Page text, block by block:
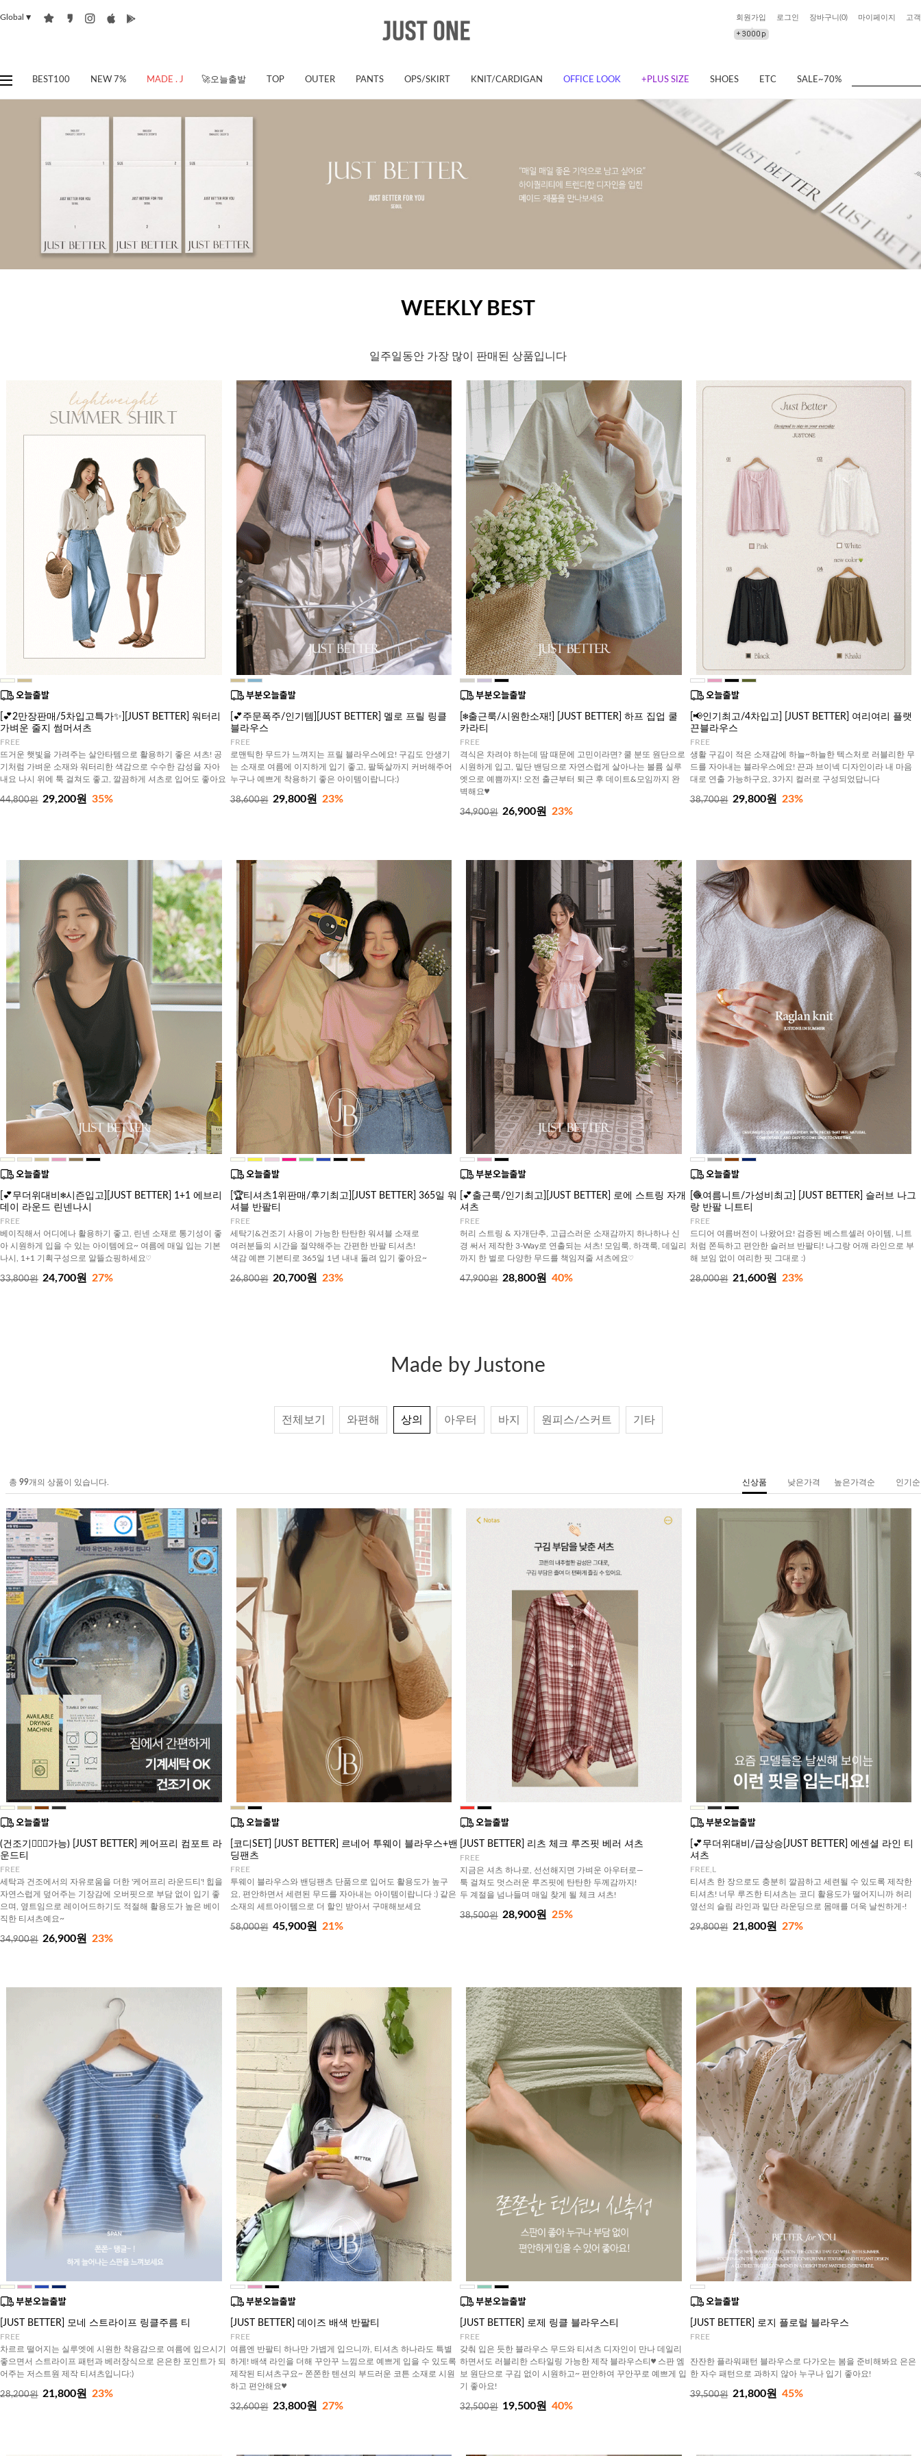
Global ▼ 회원가입 로그인 장바구니(0) 마이페이지 고
BEST100 NEW 7% MADE . J 🚀오늘출발 TOP OUTER PANTS OPS/SKIRT KNIT/CARDIGAN OFFICE LOOK +PLUS SIZE SHOES ETC SALE~70%
WEEKLY BEST
일주일동안 가장 많이 판매된 상품입니다
[💕2만장판매/5차입고특가✨][JUST BETTER] 워터리
가벼운 줄지 썸머셔츠
FREE
뜨거운 햇빛을 가려주는 살안타템으로 활용하기 좋은 셔츠! 공
기처럼 가벼운 소재와 워터리한 색감으로 수수한 감성을 자아
내요 나시 위에 툭 걸쳐도 좋고, 깔끔하게 셔츠로 입어도 좋아요
44,800원 29,200원 35%
[💕주문폭주/인기템][JUST BETTER] 멜로 프릴 링클
블라우스
FREE
로맨틱한 무드가 느껴지는 프릴 블라우스에요! 구김도 안생기
는 소재로 여름에 이지하게 입기 좋고, 팔뚝살까지 커버해주어
누구나 예쁘게 착용하기 좋은 아이템이랍니다:)
38,600원 29,800원 23%
[❄️출근룩/시원한소재!] [JUST BETTER] 하프 집업 쿨
카라티
FREE
격식은 차려야 하는데 땀 때문에 고민이라면? 쿨 분또 원단으로
시원하게 입고, 밑단 밴딩으로 자연스럽게 살아나는 볼륨 실루
엣으로 예쁨까지! 오전 출근부터 퇴근 후 데이트&모임까지 완
벽해요♥
34,900원 26,900원 23%
[📢인기최고/4차입고] [JUST BETTER] 여리여리 플랫
끈블라우스
FREE
생활 구김이 적은 소재감에 하늘~하늘한 텍스처로 러블리한 무
드를 자아내는 블라우스에요! 끈과 브이넥 디자인이라 내 마음
대로 연출 가능하구요, 3가지 컬러로 구성되었답니다
38,700원 29,800원 23%
[💕무더위대비❄️시즌입고][JUST BETTER] 1+1 에브리
데이 라운드 린넨나시
FREE
베이직해서 어디에나 활용하기 좋고, 린넨 소재로 통기성이 좋
아 시원하게 입을 수 있는 아이템에요~ 여름에 매일 입는 기본
나시, 1+1 기획구성으로 알뜰쇼핑하세요♡
33,800원 24,700원 27%
[🏆티셔츠1위판매/후기최고][JUST BETTER] 365일 워
셔블 반팔티
FREE
세탁기&건조기 사용이 가능한 탄탄한 워셔블 소재로
여러분들의 시간을 절약해주는 간편한 반팔 티셔츠!
색감 예쁜 기본티로 365일 1년 내내 돌려 입기 좋아요~
26,800원 20,700원 23%
[💕출근룩/인기최고][JUST BETTER] 로에 스트링 자개
셔츠
FREE
허리 스트링 & 자개단추, 고급스러운 소재감까지 하나하나 신
경 써서 제작한 3-Way로 연출되는 셔츠! 모임룩, 하객룩, 데일리
까지 한 벌로 다양한 무드를 책임져줄 셔츠에요♡
47,900원 28,800원 40%
[🧶여름니트/가성비최고] [JUST BETTER] 슬러브 나그
랑 반팔 니트티
FREE
드디어 여름버전이 나왔어요! 검증된 베스트셀러 아이템, 니트
처럼 쫀득하고 편안한 슬러브 반팔티! 나그랑 어깨 라인으로 부
해 보임 없이 여리한 핏 그대로 :)
28,000원 21,600원 23%
Made by Justone
전체보기 와편해 상의 아우터 바지 원피스/스커트 기타
총 99개의 상품이 있습니다. 신상품 낮은가격 높은가격순 인기순
(건조기🙆🏻‍♀️가능) [JUST BETTER] 케어프리 컴포트 라
운드티
FREE
세탁과 건조에서의 자유로움을 더한 '케어프리 라운드티'! 힙을
자연스럽게 덮어주는 기장감에 오버핏으로 부담 없이 입기 좋
으며, 옆트임으로 레이어드하기도 적절해 활용도가 높은 베이
직한 티셔츠예요~
34,900원 26,900원 23%
[코디SET] [JUST BETTER] 르네어 투웨이 블라우스+밴
딩팬츠
FREE
투웨이 블라우스와 밴딩팬츠 단품으로 입어도 활용도가 높구
요, 편안하면서 세련된 무드를 자아내는 아이템이랍니다 :) 같은
소재의 세트아이템으로 더 할인 받아서 구매해보세요
58,000원 45,900원 21%
[JUST BETTER] 리츠 체크 루즈핏 베러 셔츠
FREE
지금은 셔츠 하나로, 선선해지면 가벼운 아우터로—
툭 걸쳐도 멋스러운 루즈핏에 탄탄한 두께감까지!
두 계절을 넘나들며 매일 찾게 될 체크 셔츠!
38,500원 28,900원 25%
[💕무더위대비/급상승[JUST BETTER] 에센셜 라인 티
셔츠
FREE,L
티셔츠 한 장으로도 충분히 깔끔하고 세련될 수 있도록 제작한
티셔츠! 너무 루즈한 티셔츠는 코디 활용도가 떨어지니까 허리
옆선의 슬림 라인과 밑단 라운딩으로 몸매를 더욱 날씬하게-!
29,800원 21,800원 27%
[JUST BETTER] 모네 스트라이프 링클주름 티
FREE
차르르 떨어지는 실루엣에 시원한 착용감으로 여름에 입으시기
좋으면서 스트라이프 패턴과 베러장식으로 은은한 포인트가 되
어주는 저스트원 제작 티셔츠입니다:)
28,200원 21,800원 23%
[JUST BETTER] 데이즈 배색 반팔티
FREE
여름엔 반팔티 하나만 가볍게 입으니까, 티셔츠 하나라도 특별
하게! 배색 라인을 더해 꾸안꾸 느낌으로 예쁘게 입을 수 있도록
제작된 티셔츠구요~ 쫀쫀한 텐션의 부드러운 코튼 소재로 시원
하고 편안해요♥
32,600원 23,800원 27%
[JUST BETTER] 로제 링클 블라우스티
FREE
갖춰 입은 듯한 블라우스 무드와 티셔츠 디자인이 만나 데일리
하면서도 러블리한 스타일링 가능한 제작 블라우스티♥ 스판 엠
보 원단으로 구김 없이 시원하고~ 편안하여 꾸안꾸로 예쁘게 입
기 좋아요!
32,500원 19,500원 40%
[JUST BETTER] 로지 플로럴 블라우스
FREE
잔잔한 플라워패턴 블라우스로 다가오는 봄을 준비해봐요 은은
한 자수 패턴으로 과하지 않아 누구나 입기 좋아요!
39,500원 21,800원 45%